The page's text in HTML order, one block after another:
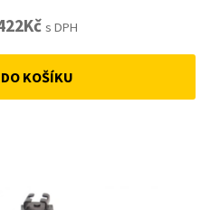
KčCurrent
price
is:
s DPH
KOŠÍKU